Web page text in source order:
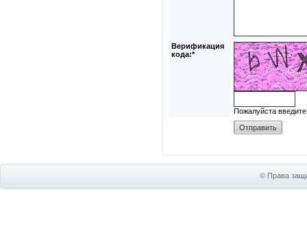
Верификация
кода:*
Пожалуйста
© Права